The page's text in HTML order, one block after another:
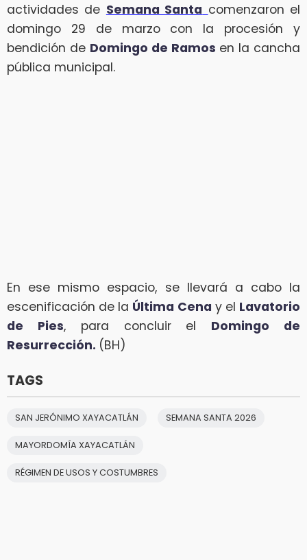
actividades de Semana Santa comenzaron el
domingo 29 de marzo con la procesión y
bendición de Domingo de Ramos en la cancha
pública municipal.
En ese mismo espacio, se llevará a cabo la
escenificación de la Última Cena y el Lavatorio
de Pies, para concluir el Domingo de
Resurrección. (BH)
TAGS
SAN JERÓNIMO XAYACATLÁN SEMANA SANTA 2026
MAYORDOMÍA XAYACATLÁN
RÉGIMEN DE USOS Y COSTUMBRES